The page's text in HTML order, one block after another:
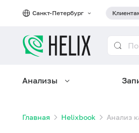
Санкт-Петербург
Анализы
Главная Helixbook Анализ